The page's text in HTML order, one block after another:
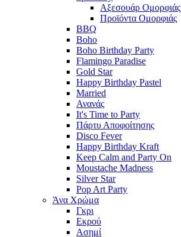
Αξεσουάρ Ομορφιάς
Προϊόντα Ομορφιάς
BBQ
Boho
Boho Birthday Party
Flamingo Paradise
Gold Star
Happy Birthday Pastel
Married
Ανανάς
It's Time to Party
Πάρτυ Αποφοίτησης
Disco Fever
Happy Birthday Kraft
Keep Calm and Party On
Moustache Madness
Silver Star
Pop Art Party
Άνα Χρώμα
Γκρι
Εκρού
Ασημί